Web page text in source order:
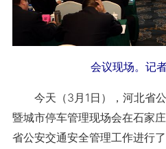
会议现场。记
今天（3月1日），河北省公
暨城市停车管理现场会在石家
省公安交通安全管理工作进行